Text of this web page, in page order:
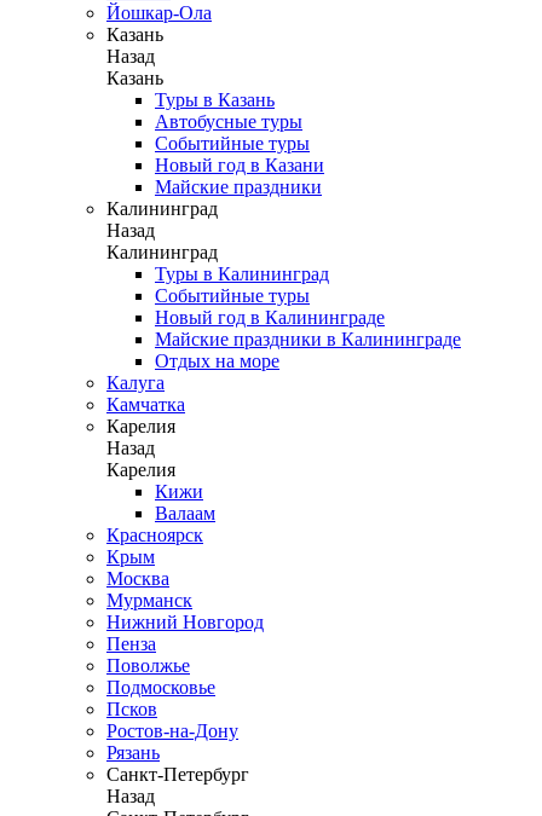
Йошкар-Ола
Казань
Назад
Казань
Туры в Казань
Автобусные туры
Событийные туры
Новый год в Казани
Майские праздники
Калининград
Назад
Калининград
Туры в Калининград
Событийные туры
Новый год в Калининграде
Майские праздники в Калининграде
Отдых на море
Калуга
Камчатка
Карелия
Назад
Карелия
Кижи
Валаам
Красноярск
Крым
Москва
Мурманск
Нижний Новгород
Пенза
Поволжье
Подмосковье
Псков
Ростов-на-Дону
Рязань
Санкт-Петербург
Назад